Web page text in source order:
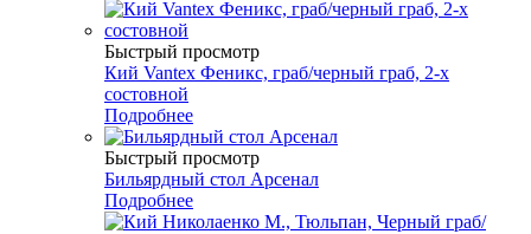
Быстрый просмотр
Кий Vantex Феникс, граб/черный граб, 2-х
состовной
Подробнее
Быстрый просмотр
Бильярдный стол Арсенал
Подробнее